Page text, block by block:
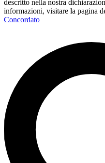
descritto nella nostra
informazioni, visitare la pagina
Concordato